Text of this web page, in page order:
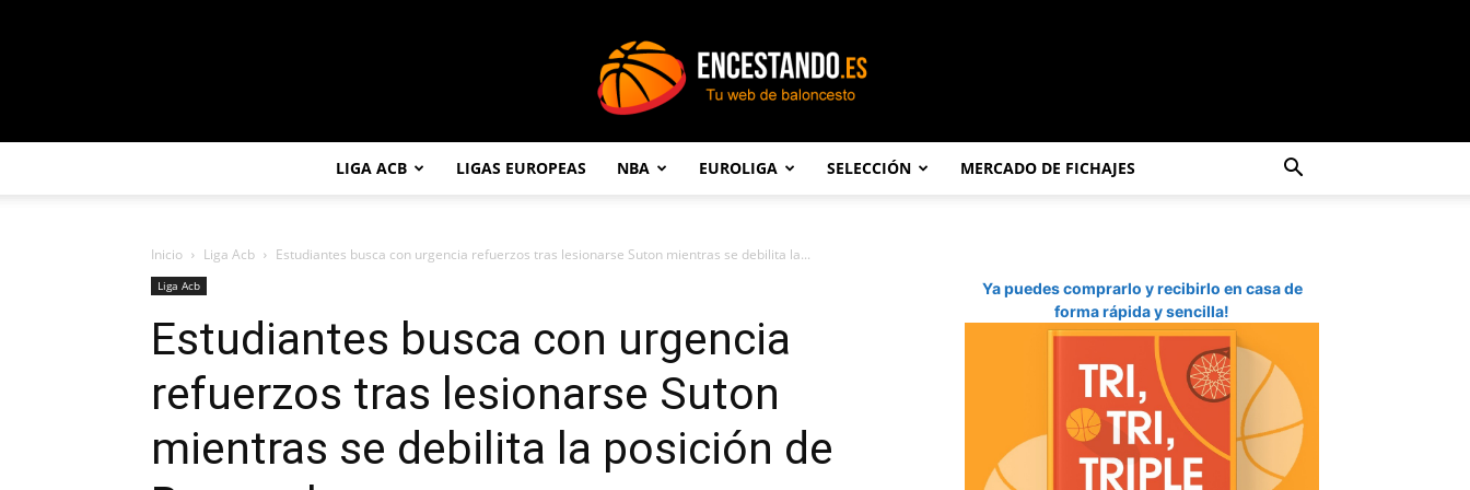
LIGA ACB LIGAS EUROPEAS NBA EUROLIGA SELECCIÓN MERCADO DE FICHAJES
Inicio Liga Acb Estudiantes busca con urgencia refuerzos tras lesionarse Suton mientras se debilita la...
Liga Acb
Estudiantes busca con urgencia
refuerzos tras lesionarse Suton
mientras se debilita la posición de
Ya puedes comprarlo y recibirlo en casa de
forma rápida y sencilla!